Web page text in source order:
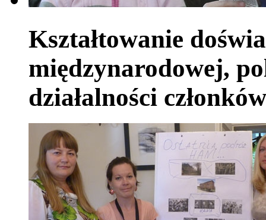
Kształtowanie
międzynarodowej,
działalności